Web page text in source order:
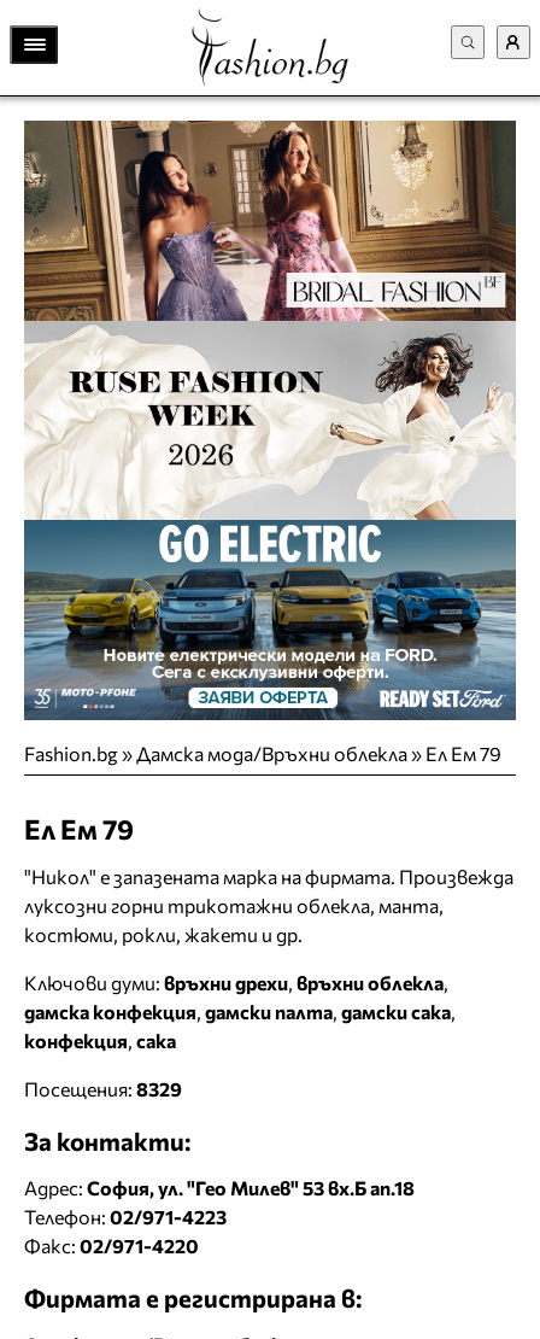
Fashion.bg»Дамска мода/Връхни облекла» Ел Ем 79
Ел Ем 79
"Никол" е запазената марка на фирмата. Произвежда
луксозни горни трикотажни облекла, манта,
костюми, рокли, жакети и др.
Ключови думи: връхни дрехи връхни облекла
дамска конфекция дамски палта дамски сака
конфекция сака
Посещения: 8329
За контакти:
Адрес: София, ул. "Гео Милев" 53 вх.Б ап.18
Телефон: 02/971-4223
Факс: 02/971-4220
Фирмата е регистрирана в: